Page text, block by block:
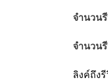
จำนวน
จำนวน
ลิงค์ถึงรี